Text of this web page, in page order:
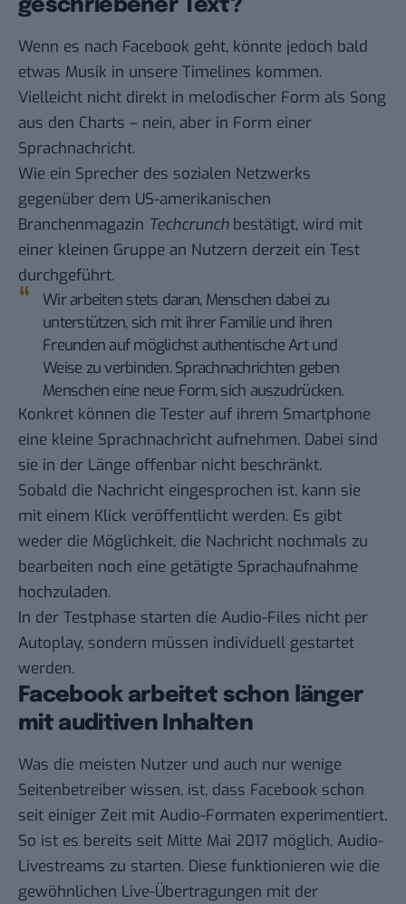
geschriebener Text?
Wenn es nach Facebook geht, könnte jedoch bald
etwas Musik in unsere Timelines kommen.
Vielleicht nicht direkt in melodischer Form als Song
aus den Charts – nein, aber in Form einer
Sprachnachricht.
Wie ein Sprecher des sozialen Netzwerks
gegenüber dem US-amerikanischen
Branchenmagazin Techcrunch bestätigt, wird mit
einer kleinen Gruppe an Nutzern derzeit ein Test
durchgeführt.
Wir arbeiten stets daran, Menschen dabei zu
unterstützen, sich mit ihrer Familie und ihren
Freunden auf möglichst authentische Art und
Weise zu verbinden. Sprachnachrichten geben
Menschen eine neue Form, sich auszudrücken.
Konkret können die Tester auf ihrem Smartphone
eine kleine Sprachnachricht aufnehmen. Dabei sind
sie in der Länge offenbar nicht beschränkt.
Sobald die Nachricht eingesprochen ist, kann sie
mit einem Klick veröffentlicht werden. Es gibt
weder die Möglichkeit, die Nachricht nochmals zu
bearbeiten noch eine getätigte Sprachaufnahme
hochzuladen.
In der Testphase starten die Audio-Files nicht per
Autoplay, sondern müssen individuell gestartet
werden.
Facebook arbeitet schon länger
mit auditiven Inhalten
Was die meisten Nutzer und auch nur wenige
Seitenbetreiber wissen, ist, dass Facebook schon
seit einiger Zeit mit Audio-Formaten experimentiert.
So ist es bereits seit Mitte Mai 2017 möglich, Audio-
Livestreams zu starten. Diese funktionieren wie die
gewöhnlichen Live-Übertragungen mit der